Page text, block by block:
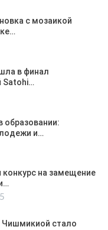
с мозаикой
в финал
Satohi…
образовании:
и…
на замещение
Чишмикиой стало